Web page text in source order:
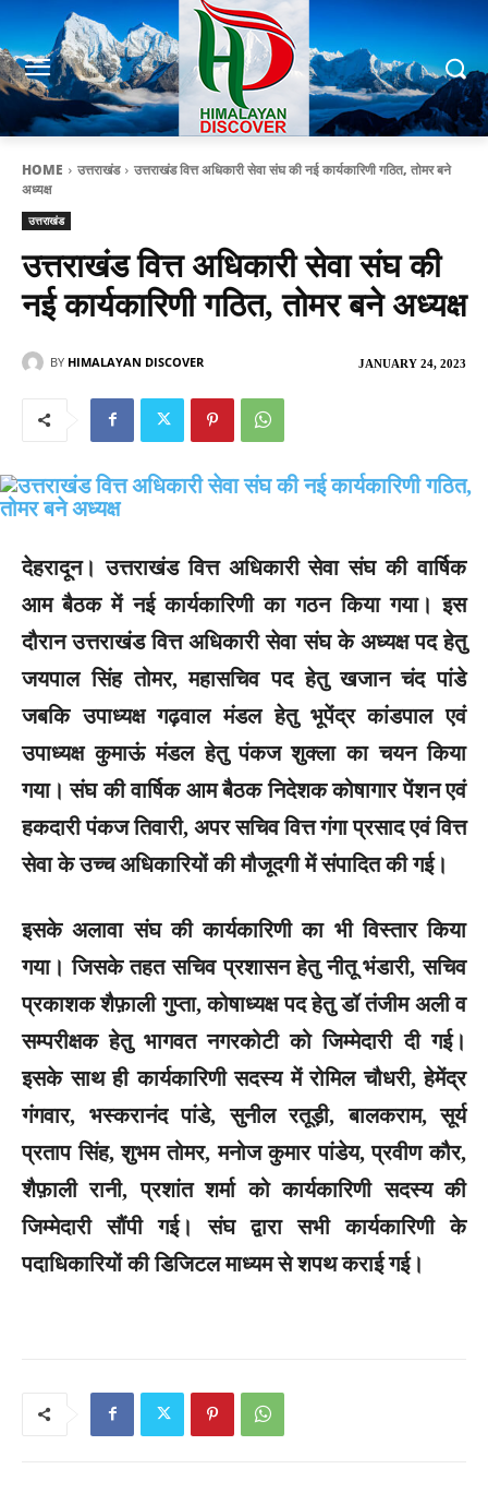
HOME उत्तराखंड
उत्तराखंड वित्त अधिकारी सेवा संघ की नई कार्यकारिणी गठित, तोमर बने
अध्यक्ष
उत्तराखंड
उत्तराखंड वित्त अधिकारी सेवा संघ की
नई कार्यकारिणी गठित, तोमर बने अध्यक्ष
JANUARY 24, 2023
BY HIMALAYAN DISCOVER
देहरादून। उत्तराखंड वित्त अधिकारी सेवा संघ की वार्षिक
आम बैठक में नई कार्यकारिणी का गठन किया गया। इस
दौरान उत्तराखंड वित्त अधिकारी सेवा संघ के अध्यक्ष पद हेतु
जयपाल सिंह तोमर, महासचिव पद हेतु खजान चंद पांडे
जबकि उपाध्यक्ष गढ़वाल मंडल हेतु भूपेंद्र कांडपाल एवं
उपाध्यक्ष कुमाऊं मंडल हेतु पंकज शुक्ला का चयन किया
गया। संघ की वार्षिक आम बैठक निदेशक कोषागार पेंशन एवं
हकदारी पंकज तिवारी, अपर सचिव वित्त गंगा प्रसाद एवं वित्त
सेवा के उच्च अधिकारियों की मौजूदगी में संपादित की गई।
इसके अलावा संघ की कार्यकारिणी का भी विस्तार किया
गया। जिसके तहत सचिव प्रशासन हेतु नीतू भंडारी, सचिव
प्रकाशक शैफ़ाली गुप्ता, कोषाध्यक्ष पद हेतु डॉ तंजीम अली व
सम्परीक्षक हेतु भागवत नगरकोटी को जिम्मेदारी दी गई।
इसके साथ ही कार्यकारिणी सदस्य में रोमिल चौधरी, हेमेंद्र
गंगवार, भस्करानंद पांडे, सुनील रतूड़ी, बालकराम, सूर्य
प्रताप सिंह, शुभम तोमर, मनोज कुमार पांडेय, प्रवीण कौर,
शैफ़ाली रानी, प्रशांत शर्मा को कार्यकारिणी सदस्य की
जिम्मेदारी सौंपी गई। संघ द्वारा सभी कार्यकारिणी के
पदाधिकारियों की डिजिटल माध्यम से शपथ कराई गई।